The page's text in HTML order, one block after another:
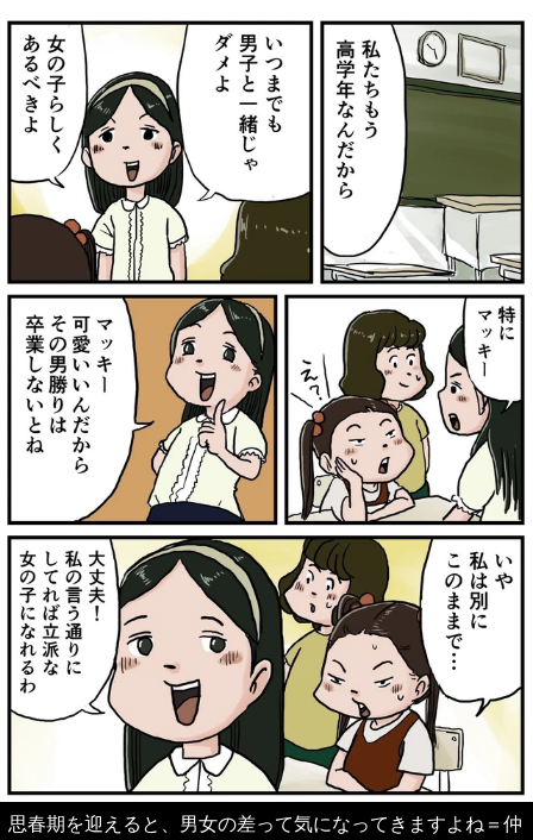
思春期を迎えると、男女の差って気になってきますよね＝仲